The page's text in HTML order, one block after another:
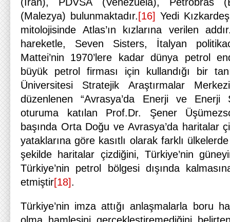
(Malezya) bulunmaktadır. [16] Yedi
mitolojisinde Atlas’ın kızlarına verilen
hareketle, Seven Sisters, İtalyan
Mattei’nin 1970’lere kadar dünya petrol
büyük petrol firması için kullandığı bir
Üniversitesi Stratejik Araştırmalar
düzenlenen “Avrasya’da Enerji ve Enerji
oturuma katılan Prof.Dr. Şener
başında Orta Doğu ve Avrasya’da haritalar
yataklarına göre kasıtlı olarak farklı
şekilde haritalar çizdiğini, Türkiye’nin
Türkiye’nin petrol bölgesi dışında
etmiştir[18].
Türkiye’nin imza attığı anlaşmalarla boru